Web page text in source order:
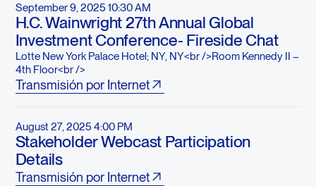
September 9, 2025 10:30 AM
H.C. Wainwright 27th Annual Global
Investment Conference- Fireside Chat
Lotte New York Palace Hotel; NY, NY<br />Room Kennedy II –
4th Floor<br />
Transmisión por Internet
August 27, 2025 4:00 PM
Stakeholder Webcast Participation
Details
Transmisión por Internet